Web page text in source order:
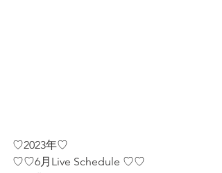
♡2023年♡
♡♡6月Live Schedule ♡♡